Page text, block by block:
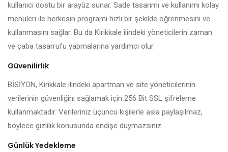
kullanıcı dostu bir arayüz sunar. Sade tasarımı ve kullanımı kolay
menüleri ile herkesin programı hızlı bir şekilde öğrenmesini ve
kullanmasını sağlar. Bu da Kirikkale ilindeki yöneticilerin zaman
ve çaba tasarrufu yapmalarına yardımcı olur.
Güvenilirlik
BİSİYON, Kirikkale ilindeki apartman ve site yöneticilerinin
verilerinin güvenliğini sağlamak için 256 Bit SSL şifreleme
kullanmaktadır. Verileriniz üçüncü kişilerle asla paylaşılmaz,
böylece gizlilik konusunda endişe duymazsınız.
Günlük Yedekleme